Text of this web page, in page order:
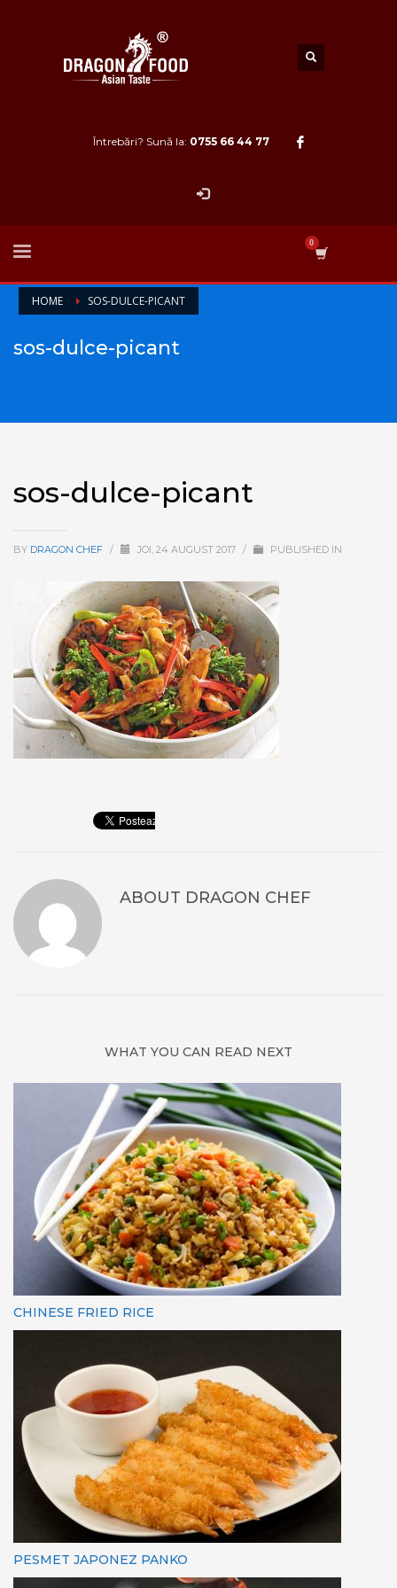
Întrebări? Sună la: 0755 66 44 77
HOME SOS-DULCE-PICANT
sos-dulce-picant
sos-dulce-picant
BY DRAGON CHEF / JOI, 24 AUGUST 2017 / PUBLISHED IN
ABOUT DRAGON CHEF
WHAT YOU CAN READ NEXT
CHINESE FRIED RICE
PESMET JAPONEZ PANKO